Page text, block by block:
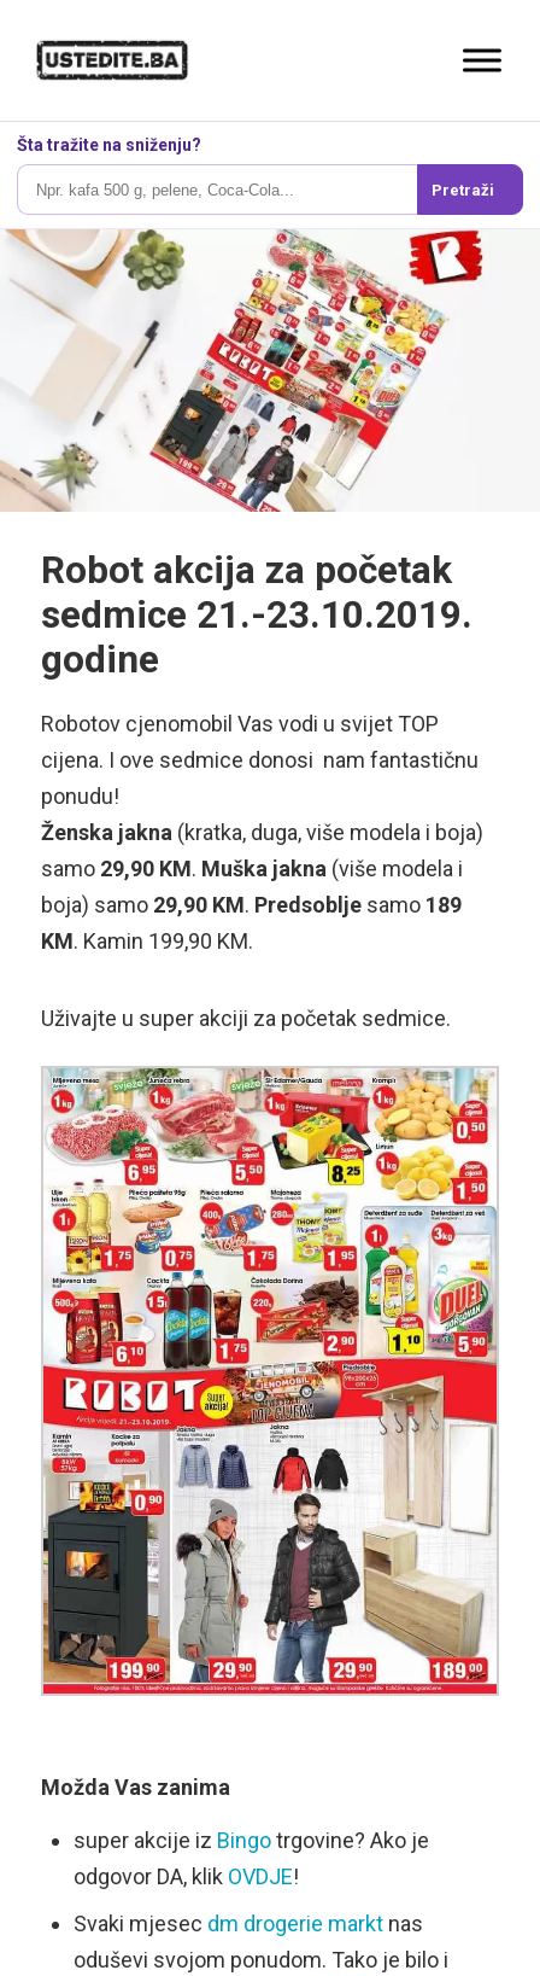
Šta tražite na sniženju?
Pretraži
Robot akcija za početak
sedmice 21.-23.10.2019.
godine
Robotov cjenomobil Vas vodi u svijet TOP
cijena. I ove sedmice donosi nam fantastičnu
ponudu!
Ženska jakna(kratka, duga, više modela i boja)
samo 29,90 KM. Muška jakna(više modela i
boja) samo 29,90 KM. Predsobljesamo 189
KM. Kamin 199,90 KM.
Uživajte u super akciji za početak sedmice.
Možda Vas zanima
super akcije iz Bingotrgovine? Ako je
odgovor DA, klik OVDJE!
Svaki mjesec dm drogerie marktnas
oduševi svojom ponudom. Tako je bilo i